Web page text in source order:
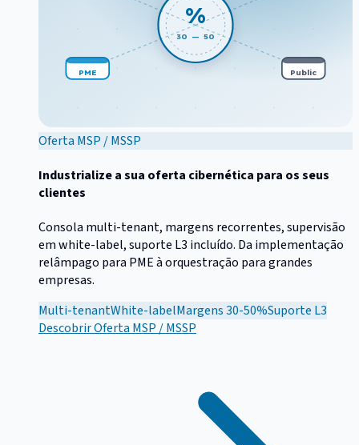
%
30 — 50
PME Public
Oferta MSP / MSSP
Industrialize a sua oferta cibernética para os seus
clientes
Consola multi-tenant, margens recorrentes, supervisão
em white-label, suporte L3 incluído. Da implementação
relâmpago para PME à orquestração para grandes
empresas.
Multi-tenantWhite-labelMargens 30-50%Suporte L3
DescobrirOferta MSP / MSSP